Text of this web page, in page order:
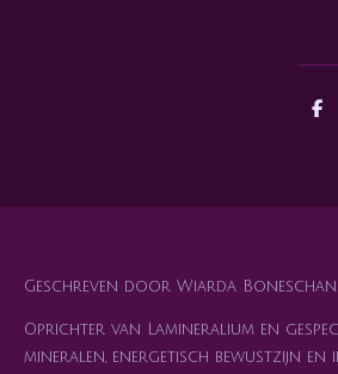
D
Geschreven door Wiarda
Oprichter van Lamineralium en
mineralen, energetisch bewustzijn en